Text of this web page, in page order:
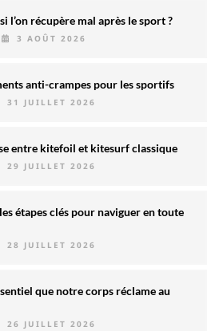
l’on récupère mal après le sport ?
3 AOÛT 2026
anti-crampes pour les sportifs
31 JUILLET 2026
entre kitefoil et kitesurf classique
29 JUILLET 2026
étapes clés pour naviguer en toute
28 JUILLET 2026
que notre corps réclame au
26 JUILLET 2026